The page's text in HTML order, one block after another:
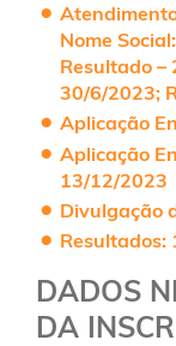
Nome Social
Resultado –
30/6/2023;
Aplicação
Aplicação
13/12/2023
Divulgação
Resultados:
DADOS
DA